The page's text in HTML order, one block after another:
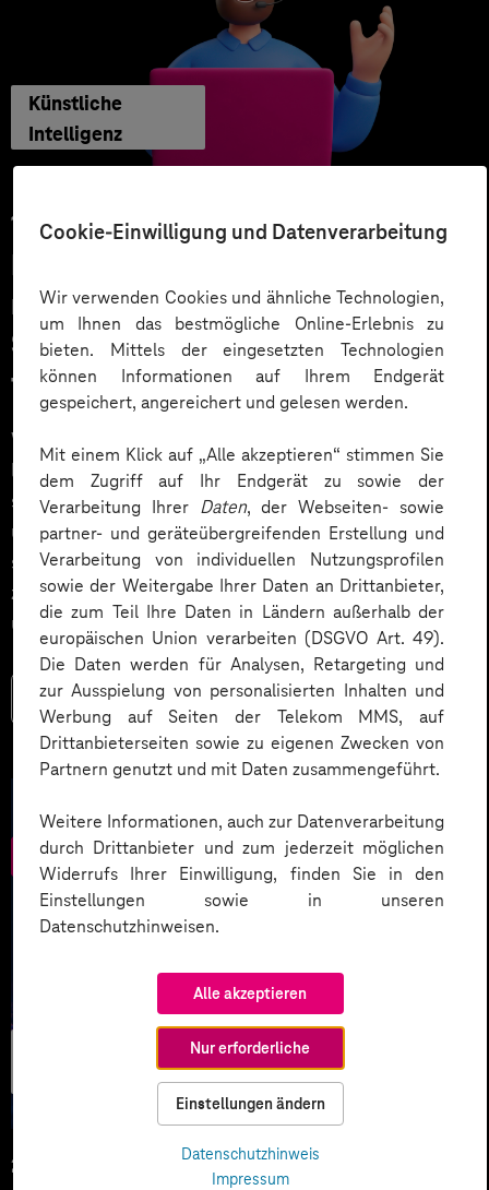
Cookie-Einwilligung und Datenverarbeitung
Wir verwenden Cookies und ähnliche Technologien,
um Ihnen das bestmögliche Online-Erlebnis zu
bieten. Mittels der eingesetzten Technologien
können Informationen auf Ihrem Endgerät
gespeichert, angereichert und gelesen werden.
Mit einem Klick auf „Alle akzeptieren“ stimmen Sie
dem Zugriff auf Ihr Endgerät zu sowie der
Verarbeitung Ihrer Daten, der Webseiten- sowie
partner- und geräteübergreifenden Erstellung und
Verarbeitung von individuellen Nutzungsprofilen
sowie der Weitergabe Ihrer Daten an Drittanbieter,
die zum Teil Ihre Daten in Ländern außerhalb der
europäischen Union verarbeiten (DSGVO Art. 49).
Die Daten werden für Analysen, Retargeting und
zur Ausspielung von personalisierten Inhalten und
Werbung auf Seiten der Telekom MMS, auf
Drittanbieterseiten sowie zu eigenen Zwecken von
Partnern genutzt und mit Daten zusammengeführt.
Weitere Informationen, auch zur Datenverarbeitung
durch Drittanbieter und zum jederzeit möglichen
Widerrufs Ihrer Einwilligung, finden Sie in den
Einstellungen sowie in unseren
Datenschutzhinweisen.
Alle akzeptieren
Nur erforderliche
Einstellungen ändern
Datenschutzhinweis
Impressum
Künstliche
Intelligenz
17.04.2026
Intelligente Automatisierung mit
n8n Workflows: Wie Multi-Agent-
Systeme Geschäftsprozesse
transformieren
Workflow-Automation mit KI-Agenten (AI Agents) ist
längst kein Zukunftsthema mehr, sondern entwickelt
sich zum Standardwerkzeug moderner Unternehmen,
um Skalierungsdruck, Fachkräftemangel und
steigende Compliance- und DSGVO-Anforderungen
zu bewältigen – etwa durch Marketing Automation
und intelligente Workflows.
Mehr lesen
25.02.2026